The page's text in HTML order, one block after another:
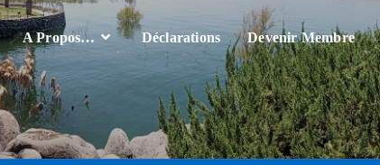
A Propos… Déclarations Devenir Membre